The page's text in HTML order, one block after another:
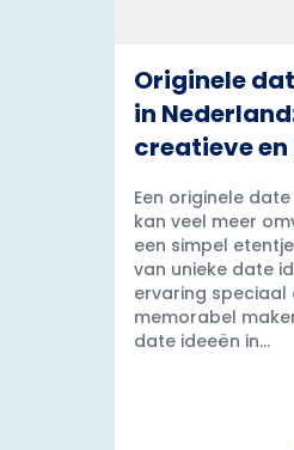
Originele
in
creatieve
Een originele
kan veel meer
een simpel
van unieke date
ervaring speciaal
memorabel
date ideeën in...